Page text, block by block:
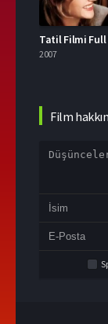
Tatil Filmi Full
2007
Film